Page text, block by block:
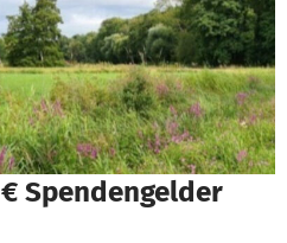
Spendengelder